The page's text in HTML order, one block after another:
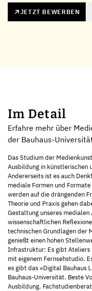
JETZT BEWERBEN
Im Detail
Erfahre mehr über
der Bauhaus-
Das Studium der
Ausbildung in künstlerischen
Andererseits ist es auch
mediale Formen und
werden auf die drängenden
Theorie und Praxis gehen
Gestaltung unseres
wissenschaftlichen
technischen Grundlagen der
genießt einen hohen
Infrastruktur: Es gibt Ateliers
mit eigenem Fernsehstudio.
es gibt das »Digital Bauhaus
Bauhaus-Universität. Beste
Ausbildung.